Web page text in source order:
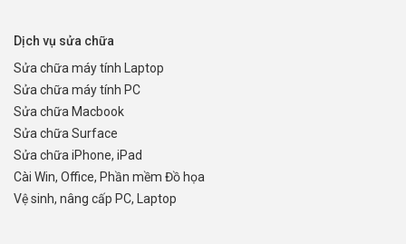
Dịch vụ sửa chữa
Sửa chữa máy tính Laptop
Sửa chữa máy tính PC
Sửa chữa Macbook
Sửa chữa Surface
Sửa chữa iPhone, iPad
Cài Win, Office, Phần mềm Đồ họa
Vệ sinh, nâng cấp PC, Laptop